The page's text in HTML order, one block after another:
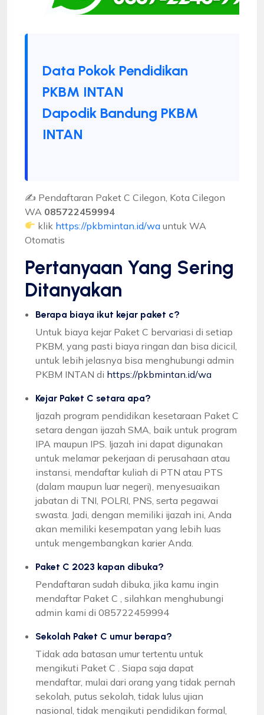
Data Pokok Pendidikan
PKBM INTAN
Dapodik Bandung PKBM
INTAN
✍ Pendaftaran Paket C Cilegon, Kota Cilegon
WA 085722459994
klik https://pkbmintan.id/wa untuk WA
Otomatis
Pertanyaan Yang Sering
Ditanyakan
Berapa biaya ikut kejar paket c?
Untuk biaya kejar Paket C bervariasi di setiap
PKBM, yang pasti biaya ringan dan bisa dicicil,
untuk lebih jelasnya bisa menghubungi admin
PKBM INTAN di https://pkbmintan.id/wa
Kejar Paket C setara apa?
Ijazah program pendidikan kesetaraan Paket C
setara dengan ijazah SMA, baik untuk program
IPA maupun IPS. Ijazah ini dapat digunakan
untuk melamar pekerjaan di perusahaan atau
instansi, mendaftar kuliah di PTN atau PTS
(dalam maupun luar negeri), menyesuaikan
jabatan di TNI, POLRI, PNS, serta pegawai
swasta. Jadi, dengan memiliki ijazah ini, Anda
akan memiliki kesempatan yang lebih luas
untuk mengembangkan karier Anda.
Paket C 2023 kapan dibuka?
Pendaftaran sudah dibuka, jika kamu ingin
mendaftar Paket C , silahkan menghubungi
admin kami di 085722459994
Sekolah Paket C umur berapa?
Tidak ada batasan umur tertentu untuk
mengikuti Paket C . Siapa saja dapat
mendaftar, mulai dari orang yang tidak pernah
sekolah, putus sekolah, tidak lulus ujian
nasional, tidak mengikuti pendidikan formal,